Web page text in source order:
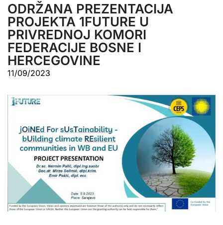
ODRŽANA PREZENTACIJA
PROJEKTA 1FUTURE U
PRIVREDNOJ KOMORI
FEDERACIJE BOSNE I
HERCEGOVINE
11/09/2023